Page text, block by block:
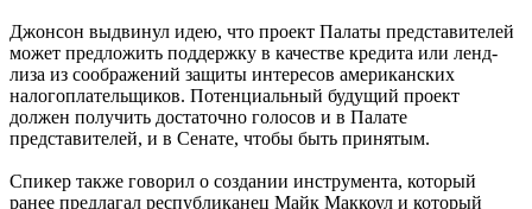
Джонсон выдвинул идею, что проект Палаты представителей
может предложить поддержку в качестве кредита или ленд-
лиза из соображений защиты интересов американских
налогоплательщиков. Потенциальный будущий проект
должен получить достаточно голосов и в Палате
представителей, и в Сенате, чтобы быть принятым.
Спикер также говорил о создании инструмента, который
ранее предлагал республиканец Майк Маккоул и который